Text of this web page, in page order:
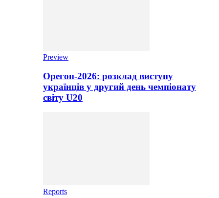
Preview
Орегон-2026: розклад виступу
українців у другий день чемпіонату
світу U20
Reports